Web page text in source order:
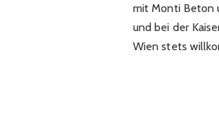
mit Monti Beton
und bei der
Wien stets